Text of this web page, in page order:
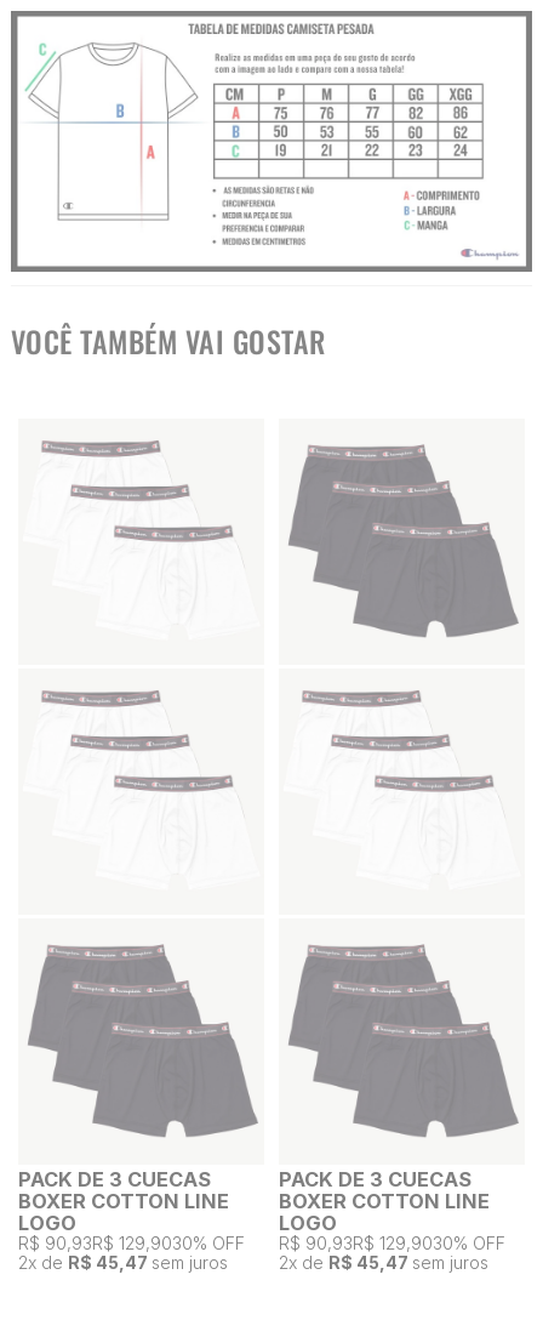
VOCÊ TAMBÉM VAI GOSTAR
PACK DE 3 CUECAS
BOXER COTTON LINE
LOGO
R$ 90,93R$ 129,9030% OFF
2x de R$ 45,47 sem juros
PACK DE 3 CUECAS
BOXER COTTON LINE
LOGO
R$ 90,93R$ 129,9030% OFF
2x de R$ 45,47 sem juros